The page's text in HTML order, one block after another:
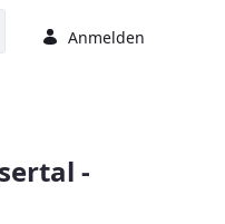
Anmelden
-